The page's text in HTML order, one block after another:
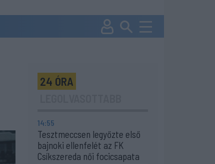
24 ÓRA
14:55
Tesztmeccsen legyőzte első
bajnoki ellenfelét az FK
Csíkszereda női focicsapata